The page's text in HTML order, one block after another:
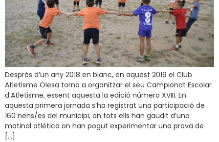
Després d’un any 2018 en blanc, en aquest 2019 el Club
Atletisme Olesa torna a organitzar el seu Campionat Escolar
d’Atletisme, essent aquesta la edició número XVIII. En
aquesta primera jornada s’ha registrat una participació de
160 nens/es del municipi, on tots ells han gaudit d’una
matinal atlètica on han pogut experimentar una prova de
[…]